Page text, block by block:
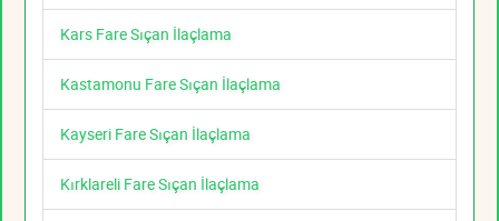
Kars Fare Sıçan İlaçlama
Kastamonu Fare Sıçan İlaçlama
Kayseri Fare Sıçan İlaçlama
Kırklareli Fare Sıçan İlaçlama